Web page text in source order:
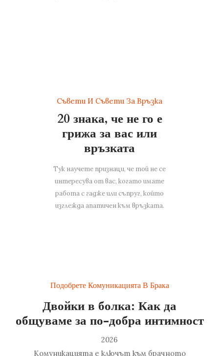
Съвети И Съвети За Връзка
20 знака, че не го е
грижа за вас или
връзката
Тук научете признаци, че той не се
интересува от вас, когато имате
работа с гадже или съпруг, който
изглежда апатичен към връзката.
Подобрете Комуникацията В Брака
Двойки в болка: Как да
общуваме за по-добра интимност
2026
Комуникацията е ключът към брачното